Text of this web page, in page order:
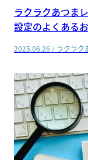
ラクラクあつま
設定のよくある
2025.06.26 / ラクラク